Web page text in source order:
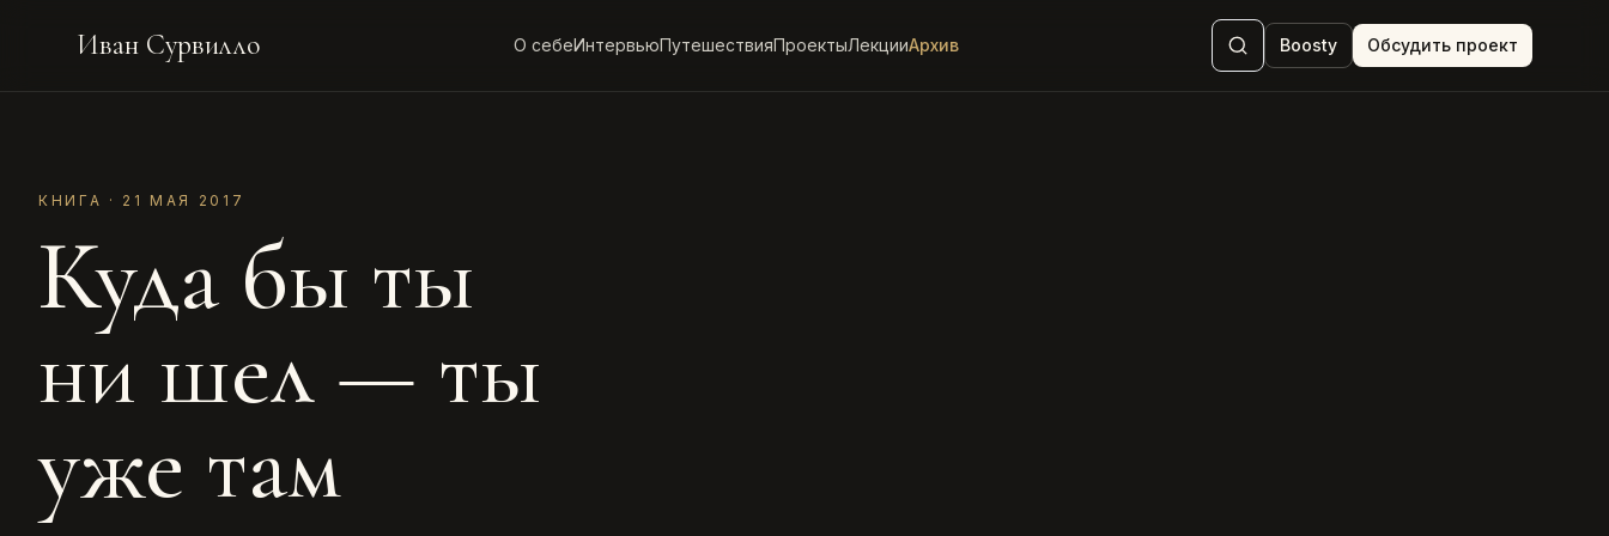
Иван Сурвилло О себеИнтервьюПутешествияПроектыЛекцииАрхив Boosty Обсудить проект
КНИГА · 21 МАЯ 2017
Куда бы ты
ни шел — ты
уже там